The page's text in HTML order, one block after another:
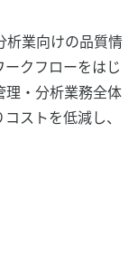
析業向けの品質情
クフローをはじ
理・分析業務全体
ストを低減し、